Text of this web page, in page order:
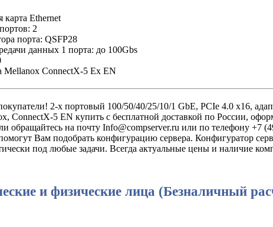
карта Ethernet
2
порта: QSFP28
данных 1 порта: до 100Gbs
Mellanox ConnectX-5 Ex EN
2-х портовый 100/50/40/25/10/1 GbE, PCIe 4.0 x16,
ConnectX-5 EN купить с бесплатной доставкой по России,
обращайтесь на почту Info@compserver.ru или по телефону +7
Вам подобрать конфигурацию сервера. Конфигуратор
под любые задачи. Всегда актуальные цены и наличие
и физические лица (Безналичный